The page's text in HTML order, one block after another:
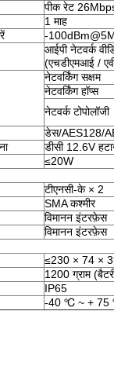
पीक रेट
1 माह
-
आईपी ​​​​नेटवर्क
(एचडीएमआई /
नेटवर्किंग सक्षम
नेटवर्किंग हॉप्स
नेटवर्क टोपोलॉजी
डेस/AES128/
डीसी 12.6V
≤20W
टीएनसी-के × 2
SMA कश्मीर
विमानन इंटरफ़ेस
विमानन इंटरफ़ेस
≤230 × 74 × 39
1200 ग्राम
IP65
-40 ℃ ~ +